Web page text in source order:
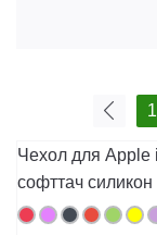
1
Чехол для Apple
софттач силикон